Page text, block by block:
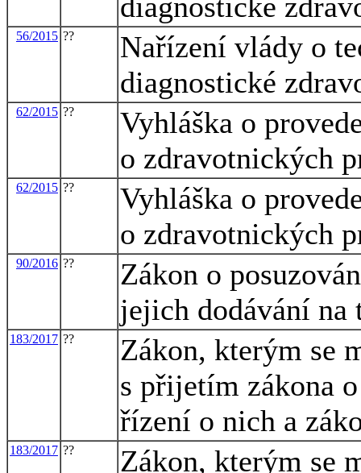
56/2015 ??
Nařízení vlády o
diagnostické
62/2015 ??
Vyhláška o
o zdravotnických
62/2015 ??
Vyhláška o
o zdravotnických
90/2016 ??
Zákon o
jejich dodávání na
183/2017 ??
Zákon, kterým se
s přijetím zákona
řízení o nich a
183/2017 ??
Zákon, kterým se